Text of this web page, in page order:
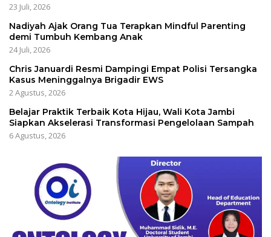
23 Juli, 2026
Nadiyah Ajak Orang Tua Terapkan Mindful Parenting
demi Tumbuh Kembang Anak
24 Juli, 2026
Chris Januardi Resmi Dampingi Empat Polisi Tersangka
Kasus Meninggalnya Brigadir EWS
2 Agustus, 2026
Belajar Praktik Terbaik Kota Hijau, Wali Kota Jambi
Siapkan Akselerasi Transformasi Pengelolaan Sampah
6 Agustus, 2026